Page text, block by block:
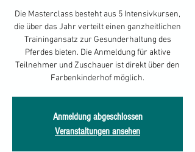
Die Masterclass besteht aus 5 Intensivkursen,
die über das Jahr verteilt einen ganzheitlichen
Trainingansatz zur Gesunderhaltung des
Pferdes bieten. Die Anmeldung für aktive
Teilnehmer und Zuschauer ist direkt über den
Farbenkinderhof möglich.
Anmeldung abgeschlossen
Veranstaltungen ansehen